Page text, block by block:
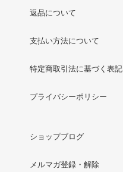
返品について
支払い方法について
特定商取引法に基づく表記
プライバシーポリシー
ショップブログ
メルマガ登録・解除